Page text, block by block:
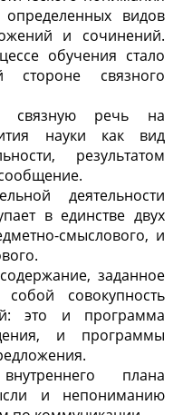
видов
и сочинений.
обучения стало
стороне связного
связную речь на
науки как вид
результатом
деятельности
в единстве двух
смыслового, и
заданное
собой совокупность
это и программа
и программы
плана
и непониманию